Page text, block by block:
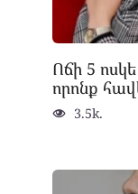
Ոճի 5
որոնք
3.5k.